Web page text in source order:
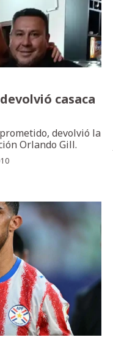
casaca
devolvió la
Orlando Gill.